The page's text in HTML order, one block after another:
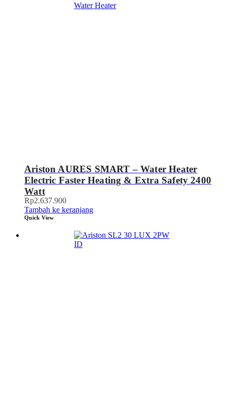
Ariston AURES SMART – Water Heater
Electric Faster Heating & Extra Safety 2400
Watt
Rp2.637.900
Tambah ke keranjang
Quick View